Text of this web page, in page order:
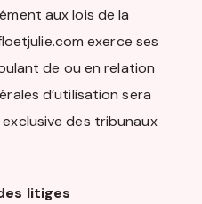
aux lois de la
exerce ses
de ou en relation
d’utilisation sera
des tribunaux
litiges